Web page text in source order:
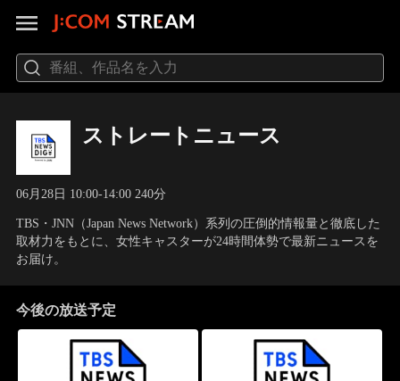
ストレートニュース
06月28日 10:00-14:00 240分
TBS・JNN（Japan News Network）系列の圧倒的情報量と徹底した
取材力をもとに、女性キャスターが24時間体勢で最新ニュースを
お届け。
今後の放送予定